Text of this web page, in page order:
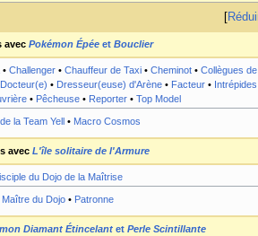
avec Pokémon Épée et Bouclier
• Challenger • Chauffeur de Taxi • Cheminot • Collègues de
Docteur(e) • Dresseur(euse) d'Arène • Facteur • Intrépides
• Pêcheuse• Reporter• Top Model
la Team Yell• Macro Cosmos
avec L'île solitaire de l'Armure
du Dojo de la Maîtrise
Maître du Dojo• Patronne
Diamant Étincelant et Perle Scintillante